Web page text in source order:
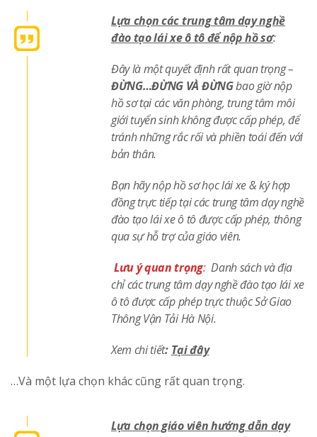
Lựa chọn các trung tâm dạy nghề
đào tạo lái xe ô tô để nộp hồ sơ:
Đây là một quyết định rất quan trọng –
ĐỪNG…ĐỪNG VÀ ĐỪNGbao giờ nộp
hồ sơ tại các văn phòng, trung tâm môi
giới tuyển sinh không được cấp phép, để
tránh những rắc rối và phiền toái đến với
bản thân.
Bạn hãy nộp hồ sơ học lái xe & ký hợp
đồng trực tiếp tại các trung tâm dạy nghề
đào tạo lái xe ô tô được cấp phép, thông
qua sự hỗ trợ của giáo viên.
Lưu ý quan trọng: Danh sách và địa
chỉ các trung tâm dạy nghề đào tạo lái xe
ô tô được cấp phép trực thuộc Sở Giao
Thông Vận Tải Hà Nội.
Xem chi tiết: Tại đây
…Và một lựa chọn khác cũng rất quan trọng.
Lựa chọn giáo viên hướng dẫn dạy